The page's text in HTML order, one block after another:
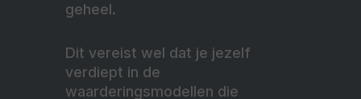
geheel.
Dit vereist wel dat je jezelf
verdiept in de
waarderingsmodellen die